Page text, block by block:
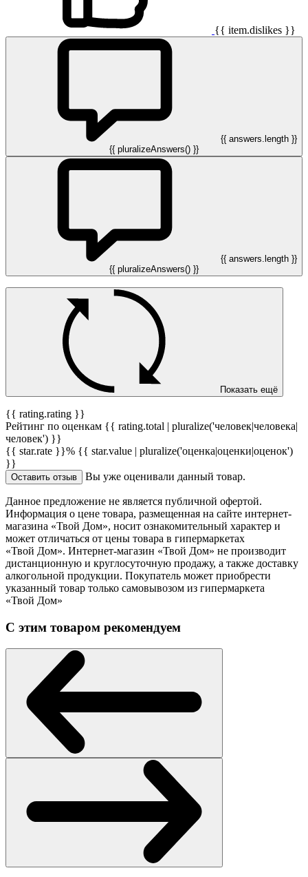
{{ item.dislikes }}
{{ answers.length }}
{{ pluralizeAnswers() }}
{{ answers.length }}
{{ pluralizeAnswers() }}
Показать ещё
{{ rating.rating }}
Рейтинг по оценкам {{ rating.total | pluralize('человек|человека|
человек') }}
{{ star.rate }}% {{ star.value | pluralize('оценка|оценки|оценок')
}}
Оставить отзыв Вы уже оценивали данный товар.
Данное предложение не является публичной офертой.
Информация о цене товара, размещенная на сайте интернет-
магазина «Твой Дом», носит ознакомительный характер и
может отличаться от цены товара в гипермаркетах
«Твой Дом». Интернет-магазин «Твой Дом» не производит
дистанционную и круглосуточную продажу, а также доставку
алкогольной продукции. Покупатель может приобрести
указанный товар только самовывозом из гипермаркета
«Твой Дом»
С этим товаром рекомендуем